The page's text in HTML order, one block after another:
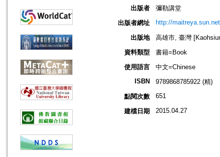
出版者
彌勒講堂
出版者網址
http://
出版地
高雄市, 臺灣
資料類型
書籍=Book
使用語言
中文=Chinese
ISBN
9789868785922 (精)
點閱次數
651
建檔日期 2015.04.27